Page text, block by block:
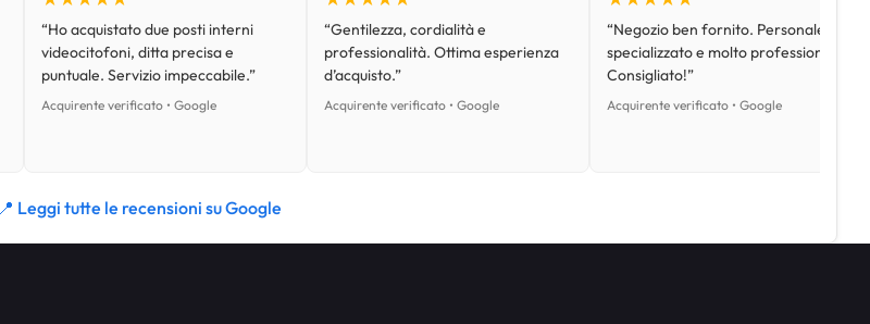
“Ho acquistato due posti interni
videocitofoni, ditta precisa e
puntuale. Servizio impeccabile.”
Acquirente verificato • Google
“Gentilezza, cordialità e
professionalità. Ottima esperienza
d’acquisto.”
Acquirente verificato • Google
“Negozio ben fornito. Personale
specializzato e molto professionale.
Consigliato!”
Acquirente verificato • Google
📍 Leggi tutte le recensioni su Google